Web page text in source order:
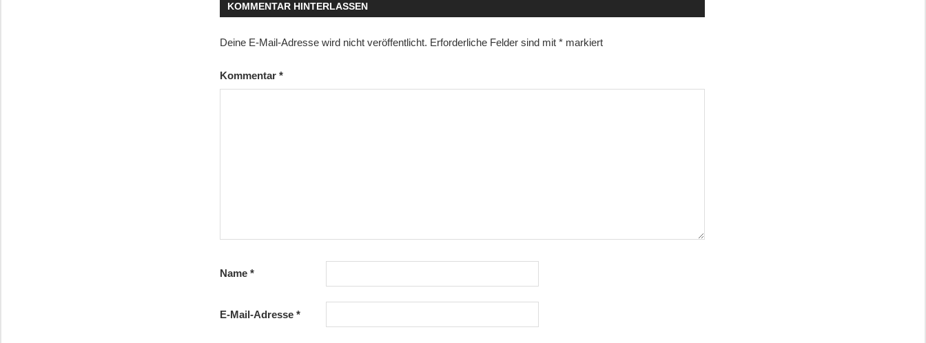
KOMMENTAR HINTERLASSEN
Deine E-Mail-Adresse wird nicht veröffentlicht. Erforderliche Felder sind mit* markiert
Kommentar*
Name*
E-Mail-Adresse*